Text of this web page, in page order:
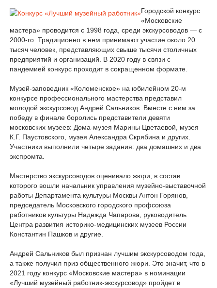
Городской конкурс
«Московские
мастера» проводится с 1998 года, среди экскурсоводов — с
2000-го. Традиционно в нем принимают участие около 20
тысяч человек, представляющих свыше тысячи столичных
предприятий и организаций. В 2020 году в связи с
пандемией конкурс проходит в сокращенном формате.
Музей-заповедник «Коломенское» на юбилейном 20-м
конкурсе профессионального мастерства представил
молодой экскурсовод Андрей Сальников. Вместе с ним за
победу в финале боролись представители девяти
московских музеев: Дома-музея Марины Цветаевой, музея
К.Г. Паустовского, музея Александра Скрябина и других.
Участники выполнили четыре задания: два домашних и два
экспромта.
Мастерство экскурсоводов оценивало жюри, в состав
которого вошли начальник управления музейно-выставочной
работы Департамента культуры Москвы Антон Горянов,
председатель Московского городского профсоюза
работников культуры Надежда Чапарова, руководитель
Центра развития историко-медицинских музеев России
Константин Пашков и другие.
Андрей Сальников был признан лучшим экскурсоводом года,
а также получил приз общественного жюри. Это значит, что в
2021 году конкурс «Московские мастера» в номинации
«Лучший музейный работник-экскурсовод» пройдет в